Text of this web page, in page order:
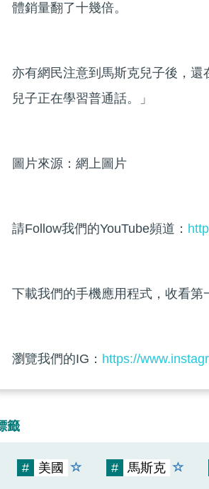
體銷量翻了十幾倍。
亦有網民注意到馬斯克兒子後，
兒子正在學習普通話。」
圖片來源：網上圖片
請Follow我們的YouTube頻道：
下載我們的手機應用程式，收看第
瀏覽我們的IG： https://
籤
# 美國 # 馬斯克